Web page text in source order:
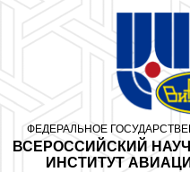
ФЕДЕРАЛЬНОЕ
ВСЕРОССИЙСКИЙ
ИНСТИТУТ